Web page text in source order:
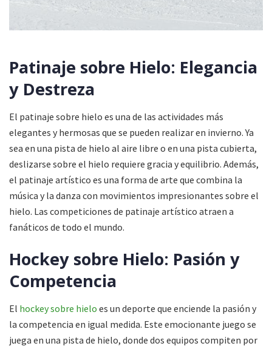
Patinaje sobre Hielo: Elegancia
y Destreza
El patinaje sobre hielo es una de las actividades más
elegantes y hermosas que se pueden realizar en invierno. Ya
sea en una pista de hielo al aire libre o en una pista cubierta,
deslizarse sobre el hielo requiere gracia y equilibrio. Además,
el patinaje artístico es una forma de arte que combina la
música y la danza con movimientos impresionantes sobre el
hielo. Las competiciones de patinaje artístico atraen a
fanáticos de todo el mundo.
Hockey sobre Hielo: Pasión y
Competencia
El hockey sobre hielo es un deporte que enciende la pasión y
la competencia en igual medida. Este emocionante juego se
juega en una pista de hielo, donde dos equipos compiten por